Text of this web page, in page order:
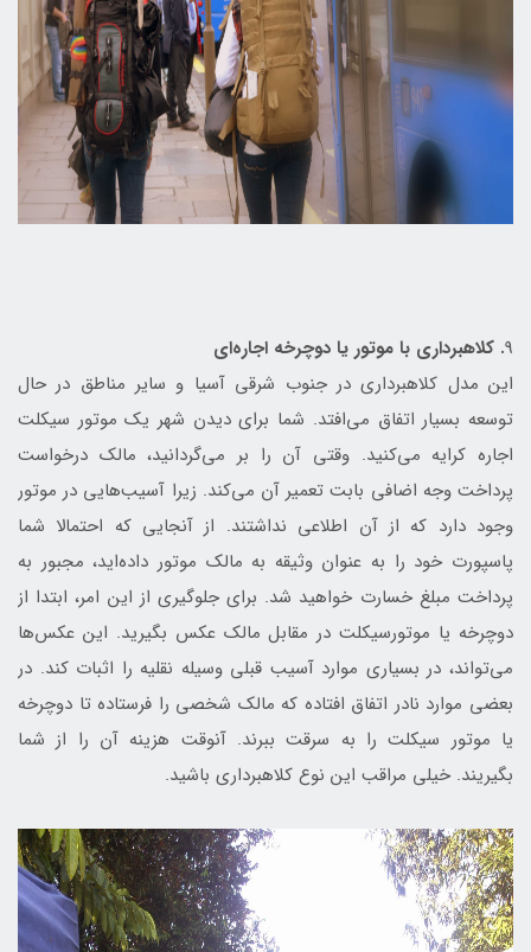
9. کلاهبرداری با موتور یا دوچرخه اجاره‌ای
این مدل کلاهبرداری در جنوب شرقی آسیا و سایر مناطق در حال
توسعه بسیار اتفاق می‌افتد. شما برای دیدن شهر یک موتور سیکلت
اجاره کرایه می‌کنید. وقتی آن را بر می‌گردانید، مالک درخواست
پرداخت وجه اضافی بابت تعمیر آن می‌کند. زیرا آسیب‌هایی در موتور
وجود دارد که از آن اطلاعی نداشتند. از آنجایی که احتمالا شما
پاسپورت خود را به عنوان وثیقه به مالک موتور داده‌اید، مجبور به
پرداخت مبلغ خسارت خواهید شد. برای جلوگیری از این امر، ابتدا از
دوچرخه یا موتورسیکلت در مقابل مالک عکس بگیرید. این عکس‌ها
می‌تواند، در بسیاری موارد آسیب قبلی وسیله نقلیه را اثبات کند. در
بعضی موارد نادر اتفاق افتاده که مالک شخصی را فرستاده تا دوچرخه
یا موتور سیکلت را به سرقت ببرند. آنوقت هزینه آن را از شما
بگیریند. خیلی مراقب این نوع کلاهبرداری باشید.